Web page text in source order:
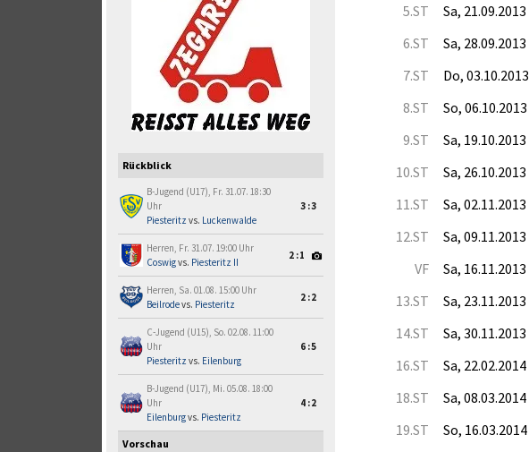
Rückblick
B-Jugend (U17), Fr. 31.07. 18:30
Uhr
Piesteritz vs. Luckenwalde
3:3
Herren, Fr. 31.07. 19:00 Uhr
Coswigvs. Piesteritz II
2:1
Herren, Sa. 01.08. 15:00 Uhr
Beilrodevs. Piesteritz
2:2
C-Jugend (U15), So. 02.08. 11:00
Uhr
Piesteritz vs. Eilenburg
6:5
B-Jugend (U17), Mi. 05.08. 18:00
Uhr
Eilenburgvs. Piesteritz
4:2
Vorschau
5.ST
Sa, 21.09.2013
6.ST
Sa, 28.09.2013
7.ST
Do, 03.10.2013
8.ST
So, 06.10.2013
9.ST
Sa, 19.10.2013
10.ST
Sa, 26.10.2013
11.ST
Sa, 02.11.2013
12.ST
Sa, 09.11.2013
VF
Sa, 16.11.2013
13.ST
Sa, 23.11.2013
14.ST
Sa, 30.11.2013
16.ST
Sa, 22.02.2014
18.ST
Sa, 08.03.2014
19.ST
So, 16.03.2014